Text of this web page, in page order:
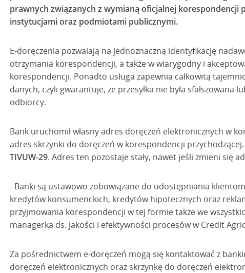
prawnych związanych z wymianą oficjalnej
instytucjami oraz podmiotami publicznymi.
E-doręczenia pozwalają na jednoznaczną identyfikację
otrzymania korespondencji, a także w wiarygodny i
korespondencji. Ponadto usługa zapewnia całkowitą
danych, czyli gwarantuje, że przesyłka nie była sfałszowana
odbiorcy.
Bank uruchomił własny adres doręczeń elektronicznych w
adres skrzynki do doręczeń w korespondencji
TIVUW-29. Adres ten pozostaje stały, nawet jeśli zmieni się
- Banki są ustawowo zobowiązane do udostępniania
kredytów konsumenckich, kredytów hipotecznych oraz
przyjmowania korespondencji w tej formie także we
managerka ds. jakości i efektywności procesów w Credit
Za pośrednictwem e-doręczeń mogą się kontaktować z
doręczeń elektronicznych oraz skrzynkę do doręczeń